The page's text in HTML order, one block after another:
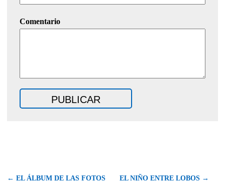
Comentario
← EL ÁLBUM DE LAS FOTOS EL NIÑO ENTRE LOBOS →